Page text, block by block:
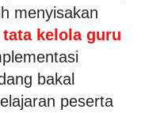
menyisakan
tata kelola guru
bakal
peserta